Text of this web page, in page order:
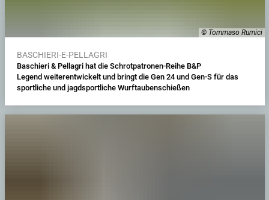
© Tommaso Rumici
BASCHIERI-E-PELLAGRI
Baschieri & Pellagri hat die Schrotpatronen-Reihe B&P
Legend weiterentwickelt und bringt die Gen 24 und Gen-S für das
sportliche und jagdsportliche Wurftaubenschießen